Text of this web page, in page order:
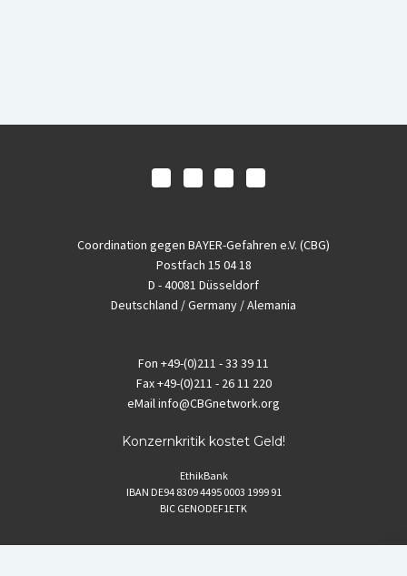
Coordination gegen BAYER-Gefahren e.V. (CBG)
Postfach 15 04 18
D - 40081 Düsseldorf
Deutschland / Germany / Alemania
Fon +49-(0)211 - 33 39 11
Fax+49-(0)211 - 26 11 220
eMailinfo@CBGnetwork.org
Konzernkritik kostet Geld!
EthikBank
IBAN DE94 8309 4495 0003 1999 91
BIC GENODEF1ETK